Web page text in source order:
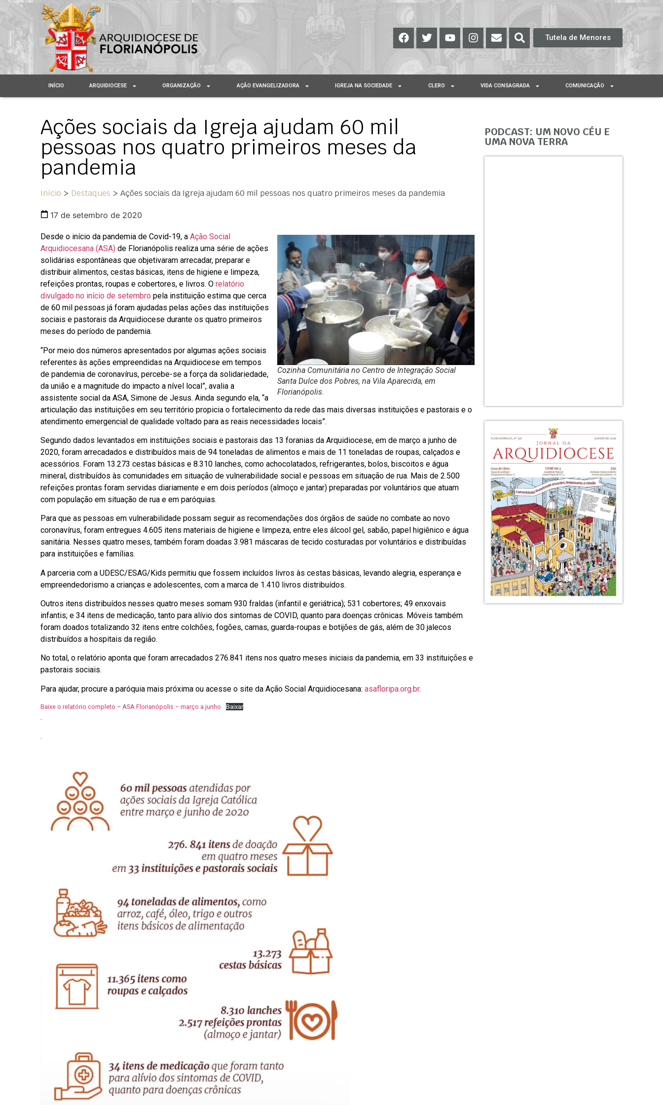
Tutela de Menores
INÍCIO ARQUIDIOCESE ORGANIZAÇÃO AÇÃO EVANGELIZADORA IGREJA NA SOCIEDADE CLERO VIDA CONSAGRADA COMUNICAÇÃO
Ações sociais da Igreja ajudam 60 mil
pessoas nos quatro primeiros meses da
pandemia
Início > Destaques > Ações sociais da Igreja ajudam 60 mil pessoas nos quatro primeiros meses da pandemia
17 de setembro de 2020
Cozinha Comunitária no Centro de Integração Social
Santa Dulce dos Pobres, na Vila Aparecida, em
Florianópolis.
Desde o início da pandemia de Covid-19, a Ação Social
Arquidiocesana (ASA) de Florianópolis realiza uma série de ações
solidárias espontâneas que objetivaram arrecadar, preparar e
distribuir alimentos, cestas básicas, itens de higiene e limpeza,
refeições prontas, roupas e cobertores, e livros. O relatório
divulgado no início de setembro pela instituição estima que cerca
de 60 mil pessoas já foram ajudadas pelas ações das instituições
sociais e pastorais da Arquidiocese durante os quatro primeiros
meses do período de pandemia.
“Por meio dos números apresentados por algumas ações sociais
referentes às ações empreendidas na Arquidiocese em tempos
de pandemia de coronavírus, percebe-se a força da solidariedade,
da união e a magnitude do impacto a nível local”, avalia a
assistente social da ASA, Simone de Jesus. Ainda segundo ela, “a
articulação das instituições em seu território propicia o fortalecimento da rede das mais diversas instituições e pastorais e o
atendimento emergencial de qualidade voltado para as reais necessidades locais”.
Segundo dados levantados em instituições sociais e pastorais das 13 foranias da Arquidiocese, em de março a junho de
2020, foram arrecadados e distribuídos mais de 94 toneladas de alimentos e mais de 11 toneladas de roupas, calçados e
acessórios. Foram 13.273 cestas básicas e 8.310 lanches, como achocolatados, refrigerantes, bolos, biscoitos e água
mineral, distribuídos às comunidades em situação de vulnerabilidade social e pessoas em situação de rua. Mais de 2.500
refeições prontas foram servidas diariamente e em dois períodos (almoço e jantar) preparadas por voluntários que atuam
com população em situação de rua e em paróquias.
Para que as pessoas em vulnerabilidade possam seguir as recomendações dos órgãos de saúde no combate ao novo
coronavírus, foram entregues 4.605 itens materiais de higiene e limpeza, entre eles álcool gel, sabão, papel higiênico e água
sanitária. Nesses quatro meses, também foram doadas 3.981 máscaras de tecido costuradas por voluntários e distribuídas
para instituições e famílias.
A parceria com a UDESC/ESAG/Kids permitiu que fossem incluídos livros às cestas básicas, levando alegria, esperança e
empreendedorismo a crianças e adolescentes, com a marca de 1.410 livros distribuídos.
Outros itens distribuídos nesses quatro meses somam 930 fraldas (infantil e geriátrica); 531 cobertores; 49 enxovais
infantis; e 34 itens de medicação, tanto para alívio dos sintomas de COVID, quanto para doenças crônicas. Móveis também
foram doados totalizando 32 itens entre colchões, fogões, camas, guarda-roupas e botijões de gás, além de 30 jalecos
distribuídos a hospitais da região.
No total, o relatório aponta que foram arrecadados 276.841 itens nos quatro meses iniciais da pandemia, em 33 instituições e
pastorais sociais.
Para ajudar, procure a paróquia mais próxima ou acesse o site da Ação Social Arquidiocesana: asafloripa.org.br.
Baixe o relatório completo – ASA Florianópolis – março a junho Baixar
.
.
PODCAST: UM NOVO CÉU E
UMA NOVA TERRA